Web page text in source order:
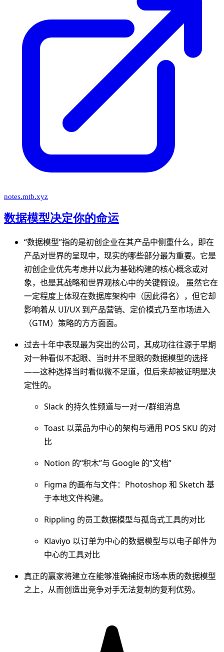
notes.mtb.xyz
数据模型决定你的命运
“数据模型”指的是初创企业在其产品中侧重什么，即在
产品对世界的呈现中，现实的哪些部分最为重要。它是
初创企业优先考虑并以此为基础构建的核心概念或对
象，也是其战略和世界观核心中的关键假设。 虽然它在
一定程度上体现在数据库架构中（因此得名），但它却
影响着从 UI/UX 到产品营销、定价模式乃至市场进入
（GTM）策略的方方面面。
过去十年中表现最为突出的公司，其成功往往源于早期
对一种看似不起眼、当时并不显眼的数据模型的选择
——这种选择当时看似微不足道，但后来却被证明是决
定性的。
Slack 的持久性频道与一对一/群组消息
Toast 以菜品为中心的架构与通用 POS SKU 的对
比
Notion 的“积木”与 Google 的“文档”
Figma 的画布与文件：Photoshop 和 Sketch 基
于本地文件构建。
Rippling 的员工数据模型与孤岛式工具的对比
Klaviyo 以订单为中心的数据模型与以电子邮件为
中心的工具对比
真正的赢家将建立在能够准确捕捉市场本质的数据模型
之上，从而创造出竞争对手无法复制的复利优势。